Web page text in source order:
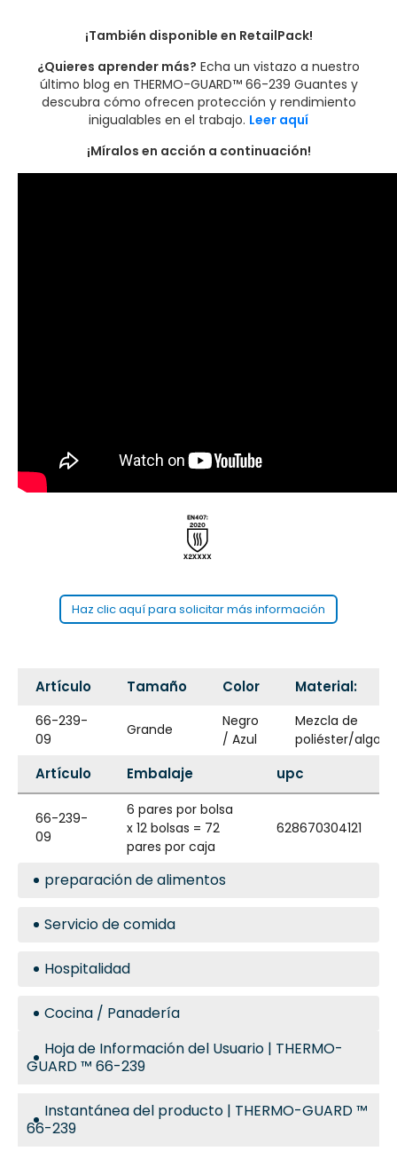
¡También disponible en RetailPack!
¿Quieres aprender más? Echa un vistazo a nuestro
último blog en THERMO-GUARD™ 66-239 Guantes y
descubra cómo ofrecen protección y rendimiento
inigualables en el trabajo. Leer aquí
¡Míralos en acción a continuación!
Haz clic aquí para solicitar más información
Artículo Tamaño Color Material:
66-239-
09
Grande
Negro
/ Azul
Mezcla de
poliéster/
Artículo Embalaje upc
66-239-
09
6 pares por bolsa
x 12 bolsas = 72
pares por caja
628670304121
preparación de alimentos
Servicio de comida
Hospitalidad
Cocina / Panadería
Hoja de Información del Usuario | THERMO-
GUARD ™ 66-239
Instantánea del producto | THERMO-GUARD ™
66-239